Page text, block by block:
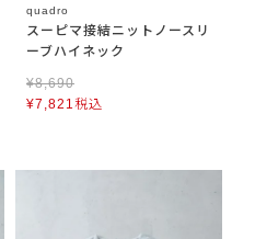
quadro
スーピマ接結ニットノースリ
ーブハイネック
¥8,690
¥7,821税込